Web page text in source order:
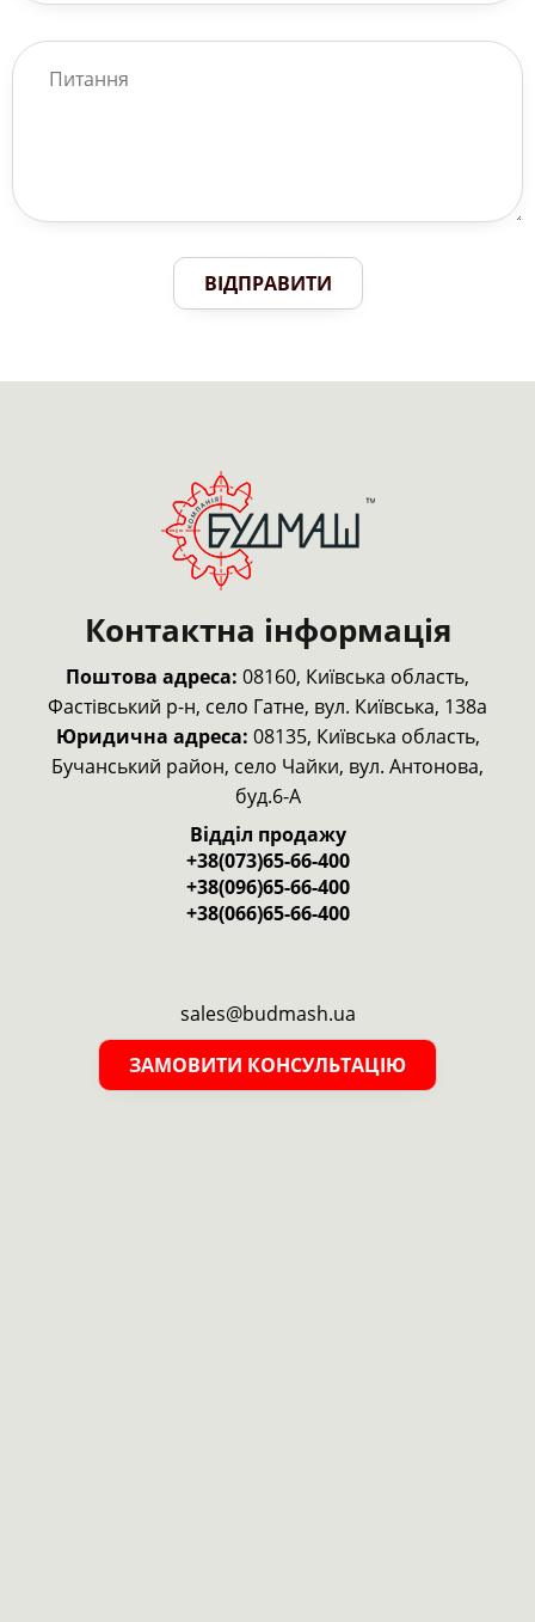
ВІДПРАВИТИ
Контактна інформація
Поштова адреса: 08160, Київська область,
Фастівський р-н, село Гатне, вул. Київська, 138а
Юридична адреса: 08135, Київська область,
Бучанський район, село Чайки, вул. Антонова,
буд.6-А
Відділ продажу
+38(073)65-66-400
+38(096)65-66-400
+38(066)65-66-400
sales@budmash.ua
ЗАМОВИТИ КОНСУЛЬТАЦІЮ